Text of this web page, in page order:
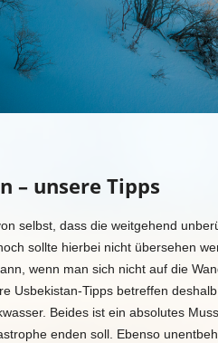
– unsere Tipps
selbst, dass die weitgehend
sollte hierbei nicht übersehen
wenn man sich nicht auf die
Usbekistan-Tipps betreffen
Beides ist ein absolutes
enden soll. Ebenso